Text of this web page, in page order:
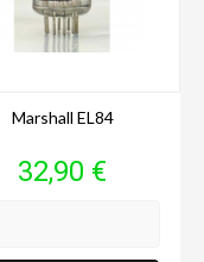
Marshall EL84
Prix
32,90 €